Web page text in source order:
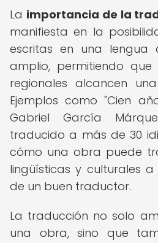
La importancia de la
manifiesta en la
escritas en una lengua
amplio, permitiendo
regionales alcancen
Ejemplos como "Cien
Gabriel García
traducido a más de 30
cómo una obra puede
lingüísticas y culturales
de un buen traductor.
La traducción no solo
una obra, sino que